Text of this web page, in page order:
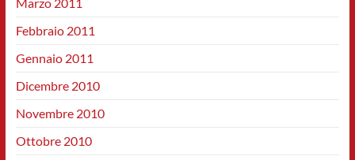
Febbraio 2011
Gennaio 2011
Dicembre 2010
Novembre 2010
Ottobre 2010